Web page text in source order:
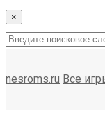
×
nesroms.ru Все